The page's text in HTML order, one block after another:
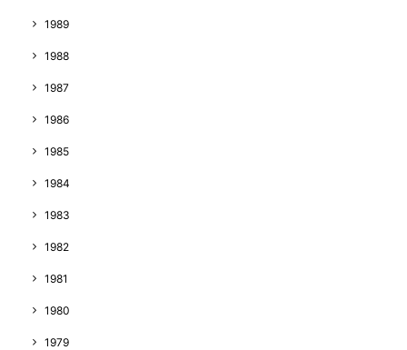
1989
1988
1987
1986
1985
1984
1983
1982
1981
1980
1979